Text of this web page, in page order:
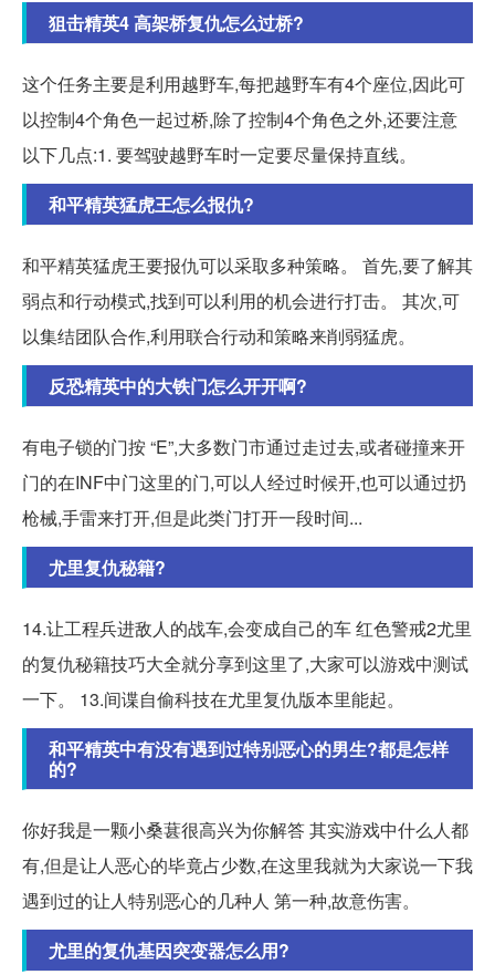
狙击精英4 高架桥复仇怎么过桥?
这个任务主要是利用越野车,每把越野车有4个座位,因此可
以控制4个角色一起过桥,除了控制4个角色之外,还要注意
以下几点:1. 要驾驶越野车时一定要尽量保持直线。
和平精英猛虎王怎么报仇?
和平精英猛虎王要报仇可以采取多种策略。 首先,要了解其
弱点和行动模式,找到可以利用的机会进行打击。 其次,可
以集结团队合作,利用联合行动和策略来削弱猛虎。
反恐精英中的大铁门怎么开开啊?
有电子锁的门按 “E”,大多数门市通过走过去,或者碰撞来开
门的在INF中门这里的门,可以人经过时候开,也可以通过扔
枪械,手雷来打开,但是此类门打开一段时间...
尤里复仇秘籍?
14.让工程兵进敌人的战车,会变成自己的车 红色警戒2尤里
的复仇秘籍技巧大全就分享到这里了,大家可以游戏中测试
一下。 13.间谍自偷科技在尤里复仇版本里能起。
和平精英中有没有遇到过特别恶心的男生?都是怎样
的?
你好我是一颗小桑葚很高兴为你解答 其实游戏中什么人都
有,但是让人恶心的毕竟占少数,在这里我就为大家说一下我
遇到过的让人特别恶心的几种人 第一种,故意伤害。
尤里的复仇基因突变器怎么用?